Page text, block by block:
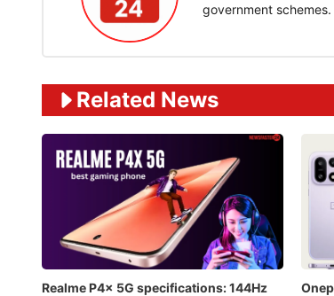
government
Related News
Realme P4x 5G specifications: 144Hz